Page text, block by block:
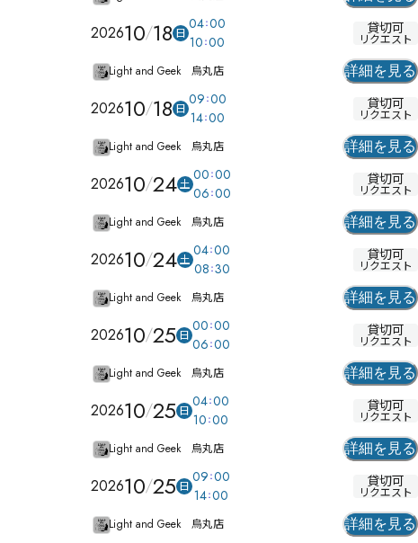
202610 18 日
04 00
10 00
貸切可
リクエスト
Light and Geek 烏丸店
詳細を見る
202610 18 日
09 00
14 00
貸切可
リクエスト
Light and Geek 烏丸店
詳細を見る
202610 24土
00 00
06 00
貸切可
リクエスト
Light and Geek 烏丸店
詳細を見る
202610 24土
04 00
08 30
貸切可
リクエスト
Light and Geek 烏丸店
詳細を見る
202610 25 日
00 00
06 00
貸切可
リクエスト
Light and Geek 烏丸店
詳細を見る
202610 25 日
04 00
10 00
貸切可
リクエスト
Light and Geek 烏丸店
詳細を見る
202610 25 日
09 00
14 00
貸切可
リクエスト
Light and Geek 烏丸店
詳細を見る